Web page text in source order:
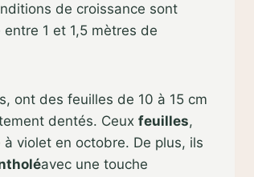
de croissance sont
1 et 1,5 mètres de
ont des feuilles de 10 à 15 cm
dentés. Ceux feuilles,
violet en octobre. De plus, ils
avec une touche